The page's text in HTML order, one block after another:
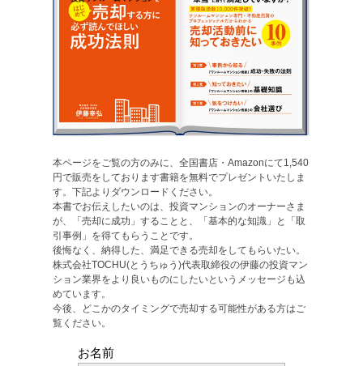
本ページをご覧の方のみに、全国書店・Amazonにて1,540
円で販売をしております書籍を無料でプレゼントいたしま
す。下記よりダウンロードください。
本書でお伝えしたいのは、投資マンションのオーナーさま
が、「売却に成功」することと、「基本的な知識」と「取
引事例」を得てもらうことです。
後悔なく、納得した、満足できる売却をしてもらいたい。
株式会社TOCHU(とうちゅう)代表取締役の伊藤の投資マン
ション業界をより良いものにしたいというメッセージも込
めています。
今後、どこかのタイミングで売却する可能性がある方はご
覧ください。
お名前